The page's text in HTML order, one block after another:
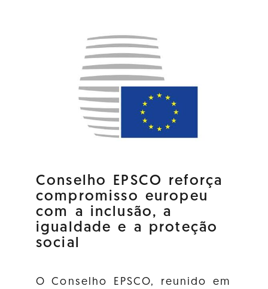
Conselho EPSCO reforça
compromisso europeu
com a inclusão, a
igualdade e a proteção
social
O Conselho EPSCO, reunido em